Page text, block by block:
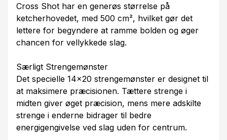
Cross Shot har en generøs størrelse på
ketcherhovedet, med 500 cm², hvilket gør det
lettere for begyndere at ramme bolden og øger
chancen for vellykkede slag.
Særligt Strengemønster
Det specielle 14x20 strengemønster er designet til
at maksimere præcisionen. Tættere strenge i
midten giver øget præcision, mens mere adskilte
strenge i enderne bidrager til bedre
energigengivelse ved slag uden for centrum.